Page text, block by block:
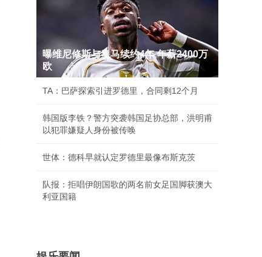
曝维尼修斯与皇马续约4年 年薪2400万
欧
TA：巴萨探索引进罗德里，合同剩12个月
韩国版李铁？警方突袭韩国足协总部，洪明甫
以犯罪嫌疑人身份被传唤
世体：德科早就认定罗德里最像布斯克茨
队报：拒唱伊朗国歌的两名前女足国脚获澳大
利亚国籍